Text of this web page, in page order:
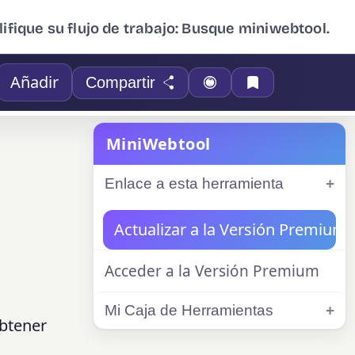
su flujo de trabajo: Busque miniwebtool.
Añadir Compartir
MiniWebtool
Enlace a esta herramienta
Actualizar a la Versión Premium
Acceder a la Versión Premium
Mi Caja de Herramientas